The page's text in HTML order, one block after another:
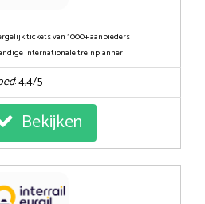
tickets van 1000+ aanbieders
internationale treinplanner
: 4,4/5
Bekijken